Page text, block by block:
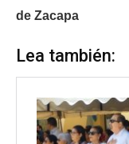
de Zacapa
Lea también: